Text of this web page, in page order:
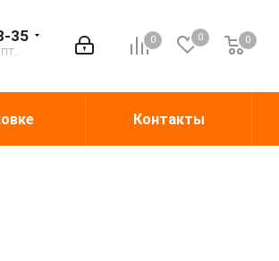
0 0 0
0
35
Контакты